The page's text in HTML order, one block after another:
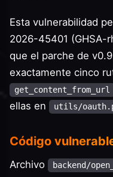
Esta vulnerabilidad
2026-45401 (GHSA-
que el parche de
exactamente cinco
get_content_from_url
ellas en utils/
Código
Archivo backend/